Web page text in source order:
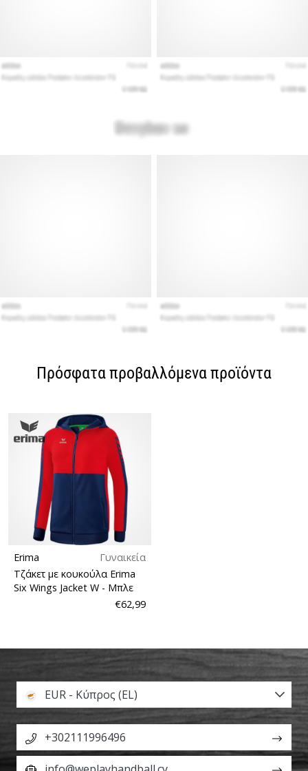
Πρόσφατα προβαλλόμενα προϊόντα
Erima
Γυναικεία
Τζάκετ με κουκούλα Erima
Six Wings Jacket W - Μπλε
€62,99
EUR - Κύπρος (EL)
+302111996496